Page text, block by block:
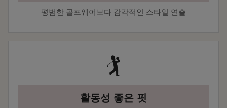
평범한 골프웨어보다 감각적인 스타일 연출
🏌️
활동성 좋은 핏